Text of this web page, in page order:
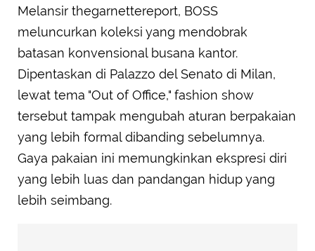
Melansir thegarnettereport, BOSS
meluncurkan koleksi yang mendobrak
batasan konvensional busana kantor.
Dipentaskan di Palazzo del Senato di Milan,
lewat tema "Out of Office," fashion show
tersebut tampak mengubah aturan berpakaian
yang lebih formal dibanding sebelumnya.
Gaya pakaian ini memungkinkan ekspresi diri
yang lebih luas dan pandangan hidup yang
lebih seimbang.